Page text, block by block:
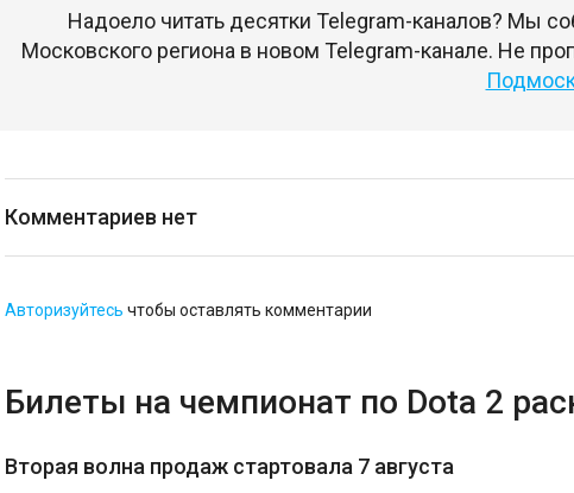
Надоело читать десятки Telegram-каналов? Мы
Московского региона в новом Telegram-канале. Не
Комментариев нет
Авторизуйтесь чтобы оставлять комментарии
Билеты на чемпионат по Dota 2
Вторая волна продаж стартовала 7 августа